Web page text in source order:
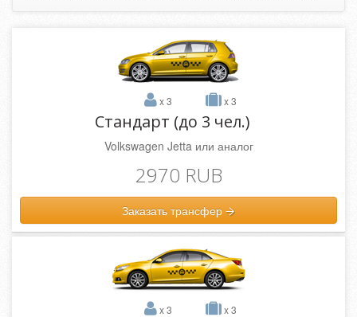
x 3 x 3
Стандарт (до 3 чел.)
Volkswagen Jetta или аналог
2970 RUB
Заказать трансфер
x 3 x 3